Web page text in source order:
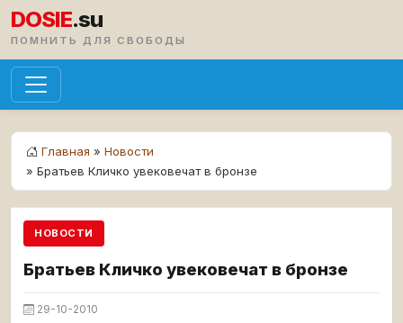
DOSIE.su
ПОМНИТЬ ДЛЯ СВОБОДЫ
Главная » Новости
» Братьев Кличко увековечат в бронзе
НОВОСТИ
Братьев Кличко увековечат в бронзе
29-10-2010